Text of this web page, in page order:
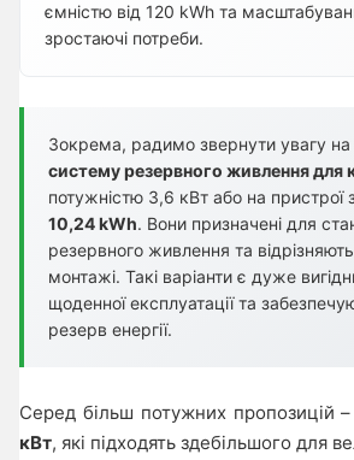
ємністю від 120 kWh та
зростаючі потреби.
Зокрема, радимо звернути увагу на
систему резервного живлення для
потужністю 3,6 кВт або на пристрої
10,24 kWh. Вони призначені для
резервного живлення та
монтажі. Такі варіанти є дуже
щоденної експлуатації та
резерв енергії.
Серед більш потужних пропозицій
кВт, які підходять здебільшого для